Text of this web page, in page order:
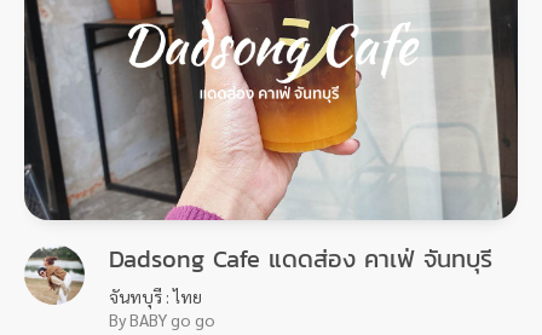
Dadsong Cafe แดดส่อง คาเฟ่ จันทบุรี
จันทบุรี : ไทย
By BABY go go